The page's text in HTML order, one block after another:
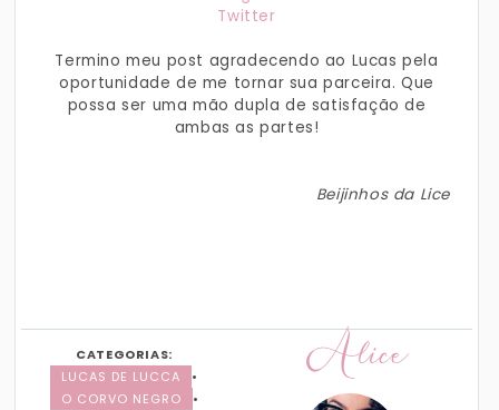
Twitter
Termino meu post agradecendo ao Lucas pela
oportunidade de me tornar sua parceira. Que
possa ser uma mão dupla de satisfação de
ambas as partes!
Beijinhos da Lice
Alice
CATEGORIAS:
LUCAS DE LUCCA
•
O CORVO NEGRO
•